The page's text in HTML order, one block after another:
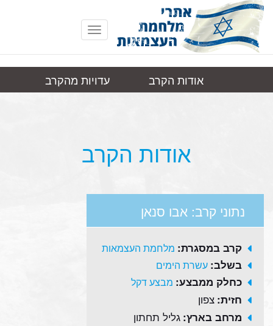
Toggle
navigation
אבו
אודות הקרב
עדויות מהקרב
אודות הקרב
נתוני קרב: אבו סנאן
קרב במסגרת: מלחמת העצמאות
בשלב: עשרת הימים
כחלק ממבצע: מבצע דקל
חזית: צפון
מרחב בארץ: גליל תחתון